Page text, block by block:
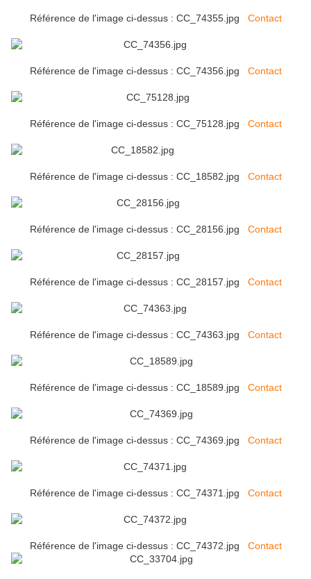
Référence de l'image ci-dessus : CC_74355.jpg Contact
Référence de l'image ci-dessus : CC_74356.jpg Contact
Référence de l'image ci-dessus : CC_75128.jpg Contact
Référence de l'image ci-dessus : CC_18582.jpg Contact
Référence de l'image ci-dessus : CC_28156.jpg Contact
Référence de l'image ci-dessus : CC_28157.jpg Contact
Référence de l'image ci-dessus : CC_74363.jpg Contact
Référence de l'image ci-dessus : CC_18589.jpg Contact
Référence de l'image ci-dessus : CC_74369.jpg Contact
Référence de l'image ci-dessus : CC_74371.jpg Contact
Référence de l'image ci-dessus : CC_74372.jpg Contact